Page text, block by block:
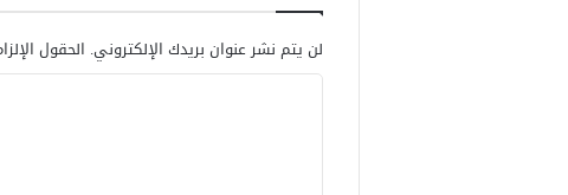
لن يتم نشر عنوان بريدك الإلكتروني. الحقول